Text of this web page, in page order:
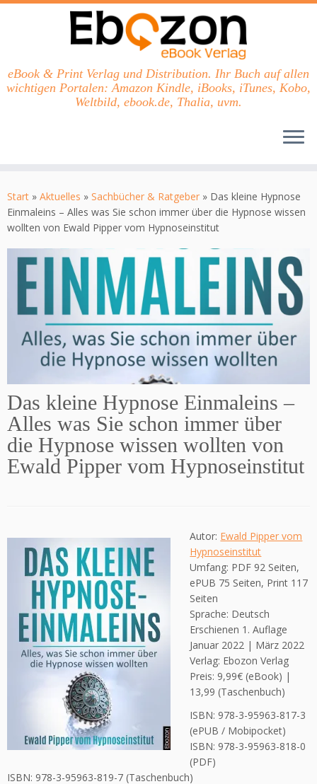
Inhalt
springen
eBook & Print Verlag und Distribution. Ihr Buch auf allen
wichtigen Portalen: Amazon Kindle, iBooks, iTunes, Kobo,
Weltbild, ebook.de, Thalia, uvm.
Start » Aktuelles » Sachbücher & Ratgeber » Das kleine Hypnose
Einmaleins – Alles was Sie schon immer über die Hypnose wissen
wollten von Ewald Pipper vom Hypnoseinstitut
Das kleine Hypnose Einmaleins –
Alles was Sie schon immer über
die Hypnose wissen wollten von
Ewald Pipper vom Hypnoseinstitut
Autor: Ewald Pipper vom
Hypnoseinstitut
Umfang: PDF 92 Seiten,
ePUB 75 Seiten, Print 117
Seiten
Sprache: Deutsch
Erschienen 1. Auflage
Januar 2022 | März 2022
Verlag: Ebozon Verlag
Preis: 9,99€ (eBook) |
13,99 (Taschenbuch)
ISBN: 978-3-95963-817-3
(ePUB / Mobipocket)
ISBN: 978-3-95963-818-0
(PDF)
ISBN: 978-3-95963-819-7 (Taschenbuch)